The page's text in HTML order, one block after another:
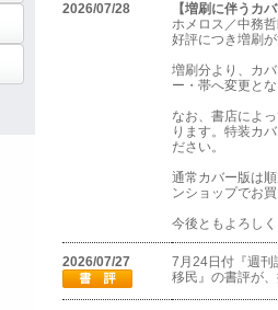
2026/07/28
【増刷に伴うカ
ホメロス／中務
好評につき増刷
増刷分より、カ
ー・帯へ変更と
なお、書店によ
ります。特装カ
ださい。
通常カバー版は
ンショップでお
今後ともよろし
2026/07/27
7月24日付『週刊
移民』の書評が